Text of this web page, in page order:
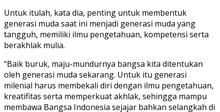
Untuk itulah, kata dia, penting untuk membentuk
generasi muda saat ini menjadi generasi muda yang
tangguh, memiliki ilmu pengetahuan, kompetensi serta
berakhlak mulia.
“Baik buruk, maju-mundurnya bangsa kita ditentukan
oleh generasi muda sekarang. Untuk itu generasi
milenial harus membekali diri dengan ilmu pengetahuan,
kreatifitas serta memperkuat akhlak, sehingga mampu
membawa Bangsa Indonesia sejajar bahkan selangkah di